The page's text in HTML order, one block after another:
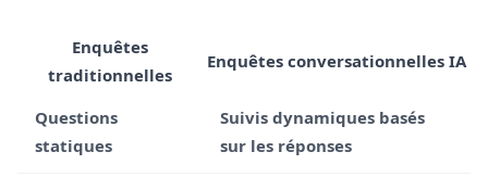
Enquêtes
traditionnelles
Enquêtes conversationnelles IA
Questions
statiques
Suivis dynamiques basés
sur les réponses